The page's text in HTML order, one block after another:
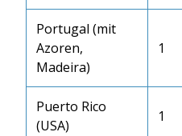
Portugal (mit
Azoren,
Madeira)
1
Puerto Rico
(USA)
1